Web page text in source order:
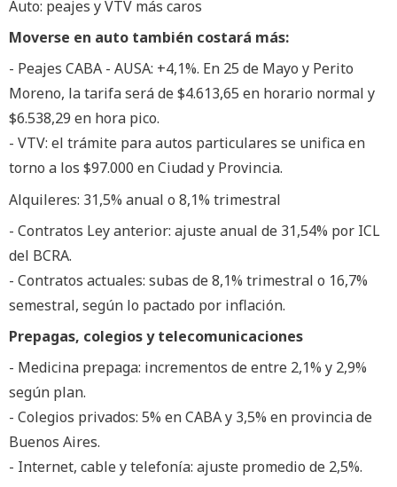
Auto: peajes y VTV más caros
Moverse en auto también costará más:
- Peajes CABA - AUSA: +4,1%. En 25 de Mayo y Perito
Moreno, la tarifa será de $4.613,65 en horario normal y
$6.538,29 en hora pico.
- VTV: el trámite para autos particulares se unifica en
torno a los $97.000 en Ciudad y Provincia.
Alquileres: 31,5% anual o 8,1% trimestral
- Contratos Ley anterior: ajuste anual de 31,54% por ICL
del BCRA.
- Contratos actuales: subas de 8,1% trimestral o 16,7%
semestral, según lo pactado por inflación.
Prepagas, colegios y telecomunicaciones
- Medicina prepaga: incrementos de entre 2,1% y 2,9%
según plan.
- Colegios privados: 5% en CABA y 3,5% en provincia de
Buenos Aires.
- Internet, cable y telefonía: ajuste promedio de 2,5%.